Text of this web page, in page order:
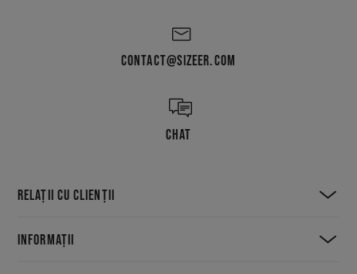
CONTACT@SIZEER.COM
CHAT
RELAȚII CU CLIENȚII
INFORMAȚII